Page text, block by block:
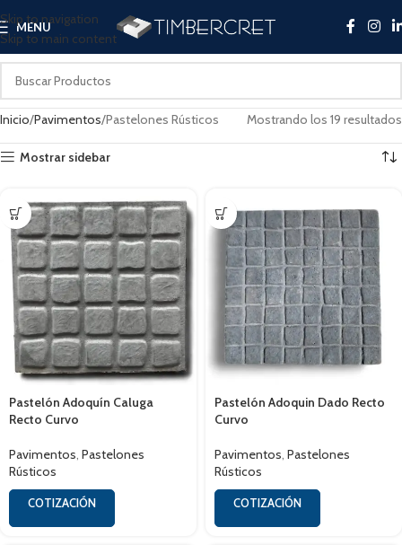
Skip to navigation
Skip to main content
MENU
Inicio Pavimentos Pastelones Rústicos Mostrando los 19 resultados
Mostrar sidebar
Pastelón Adoquín Caluga
Recto Curvo
Pavimentos, Pastelones
Rústicos
COTIZACIÓN
Pastelón Adoquin Dado Recto
Curvo
Pavimentos, Pastelones
Rústicos
COTIZACIÓN